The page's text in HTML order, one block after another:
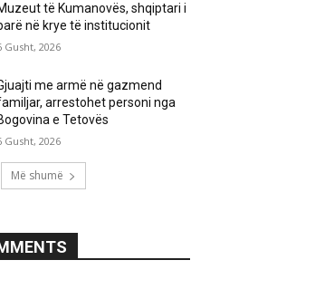
të Kumanovës, shqiptari i
në krye të institucionit
Gusht, 2026
me armë në gazmend
arrestohet personi nga
e Tetovës
Gusht, 2026
Më shumë